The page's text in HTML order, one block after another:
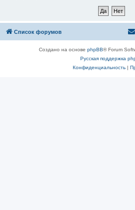
Список форумов
Создано на основе phpBB® Forum
Русская поддержка
Конфиденциальность|